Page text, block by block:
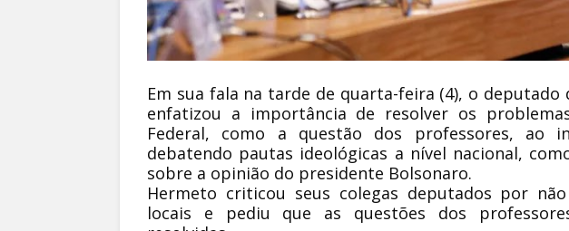
Em sua fala na tarde de quarta-feira (4), o
enfatizou a importância de resolver os
Federal, como a questão dos professores, ao
debatendo pautas ideológicas a nível nacional,
sobre a opinião do presidente Bolsonaro.
Hermeto criticou seus colegas deputados por
locais e pediu que as questões dos